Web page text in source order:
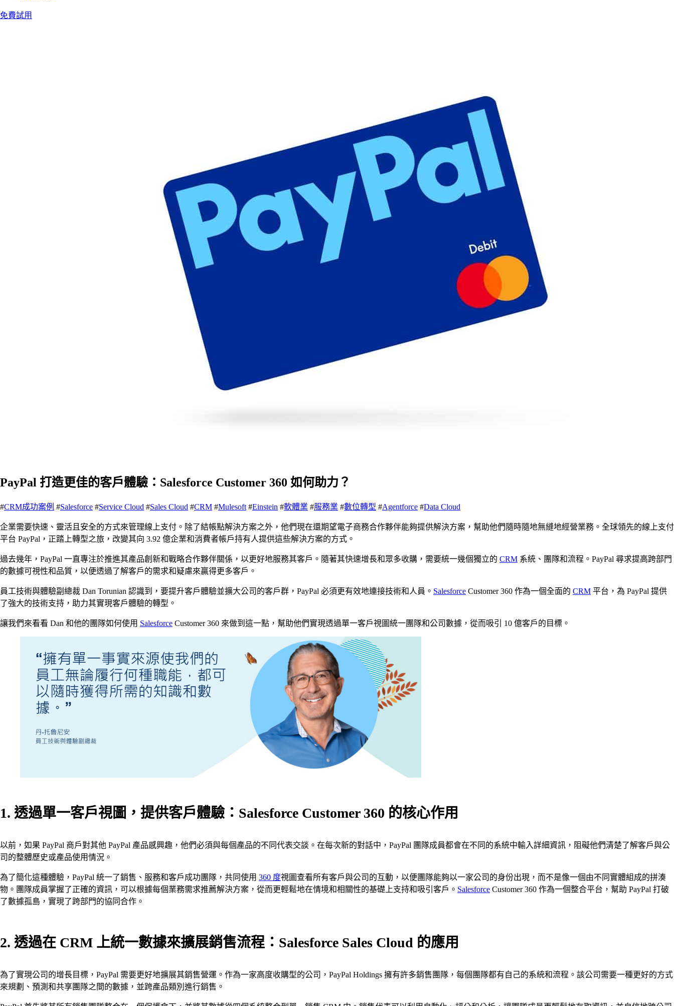
免費試用
PayPal 打造更佳的客戶體驗：Salesforce Customer 360 如何助力？
#CRM成功案例 #Salesforce #Service Cloud #Sales Cloud #CRM #Mulesoft #Einstein #軟體業 #服務業 #數位轉型 #Agentforce #Data Cloud
企業需要快速、靈活且安全的方式來管理線上支付。除了結帳點解決方案之外，他們現在還期望電子商務合作夥伴能夠提供解決方案，幫助他們隨時隨地無縫地經營業務。全球領先的線上支付
平台 PayPal，正踏上轉型之旅，改變其向 3.92 億企業和消費者帳戶持有人提供這些解決方案的方式。
過去幾年，PayPal 一直專注於推進其產品創新和戰略合作夥伴關係，以更好地服務其客戶。隨著其快速增長和眾多收購，需要統一幾個獨立的 CRM 系統、團隊和流程。PayPal 尋求提高跨部門
的數據可視性和品質，以便透過了解客戶的需求和疑慮來贏得更多客戶。
員工技術與體驗副總裁 Dan Torunian 認識到，要提升客戶體驗並擴大公司的客戶群，PayPal 必須更有效地連接技術和人員。 Salesforce Customer 360 作為一個全面的 CRM 平台，為 PayPal 提供
了強大的技術支持，助力其實現客戶體驗的轉型。
讓我們來看看 Dan 和他的團隊如何使用 Salesforce Customer 360 來做到這一點，幫助他們實現透過單一客戶視圖統一團隊和公司數據，從而吸引 10 億客戶的目標。
1. 透過單一客戶視圖，提供客戶體驗：Salesforce Customer 360 的核心作用
以前，如果 PayPal 商戶對其他 PayPal 產品感興趣，他們必須與每個產品的不同代表交談。在每次新的對話中，PayPal 團隊成員都會在不同的系統中輸入詳細資訊，阻礙他們清楚了解客戶與公
司的整體歷史或產品使用情況。
為了簡化這種體驗，PayPal 統一了銷售、服務和客戶成功團隊，共同使用 360 度視圖查看所有客戶與公司的互動，以便團隊能夠以一家公司的身份出現，而不是像一個由不同實體組成的拼湊
物。團隊成員掌握了正確的資訊，可以根據每個業務需求推薦解決方案，從而更輕鬆地在情境和相關性的基礎上支持和吸引客戶。 Salesforce Customer 360 作為一個整合平台，幫助 PayPal 打破
了數據孤島，實現了跨部門的協同合作。
2. 透過在 CRM 上統一數據來擴展銷售流程：Salesforce Sales Cloud 的應用
為了實現公司的增長目標，PayPal 需要更好地擴展其銷售營運。作為一家高度收購型的公司，PayPal Holdings 擁有許多銷售團隊，每個團隊都有自己的系統和流程。該公司需要一種更好的方式
來規劃、預測和共享團隊之間的數據，並跨產品類別進行銷售。